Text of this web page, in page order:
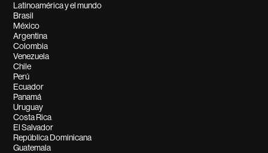
Latinoamérica y el mundo
Brasil
México
Argentina
Colombia
Venezuela
Chile
Perú
Ecuador
Panamá
Uruguay
Costa Rica
El Salvador
República Dominicana
Guatemala